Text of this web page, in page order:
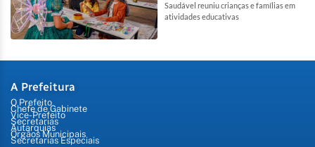
Saudável reuniu crianças e famílias em
atividades educativas
A Prefeitura
O Prefeito
Chefe de Gabinete
Vice-Prefeito
Secretarias
Autarquias
Órgãos Municipais
Secretarias Especiais